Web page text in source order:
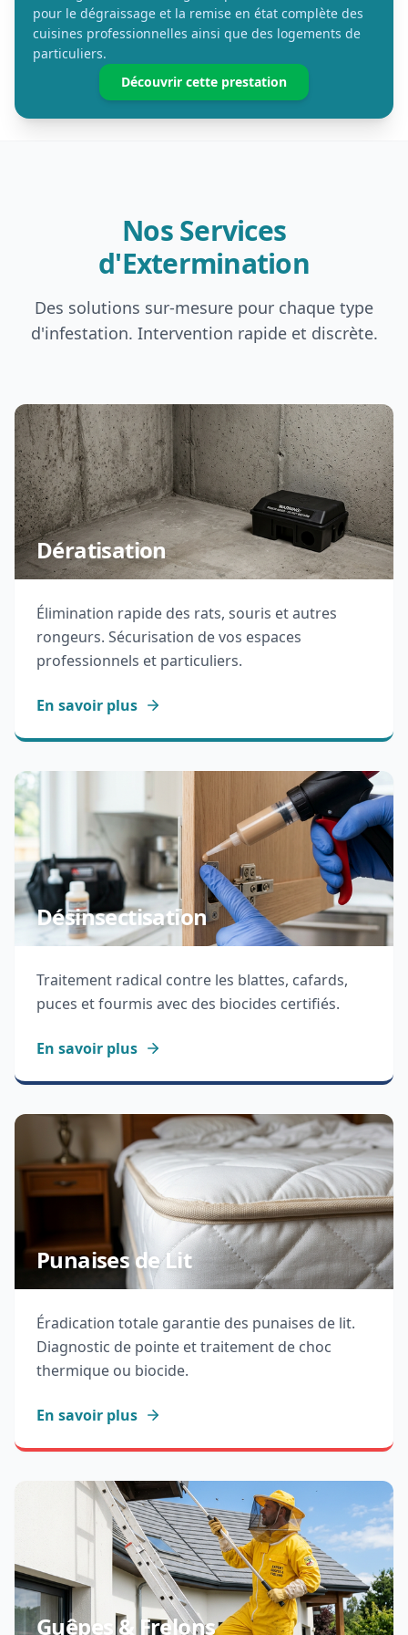
pour le dégraissage et la remise en état complète des
cuisines professionnelles ainsi que des logements de
particuliers.
Découvrir cette prestation
Nos Services
d'Extermination
Des solutions sur-mesure pour chaque type
d'infestation. Intervention rapide et discrète.
Dératisation
Élimination rapide des rats, souris et autres
rongeurs. Sécurisation de vos espaces
professionnels et particuliers.
En savoir plus
Désinsectisation
Traitement radical contre les blattes, cafards,
puces et fourmis avec des biocides certifiés.
En savoir plus
Punaises de Lit
Éradication totale garantie des punaises de lit.
Diagnostic de pointe et traitement de choc
thermique ou biocide.
En savoir plus
Guêpes & Frelons